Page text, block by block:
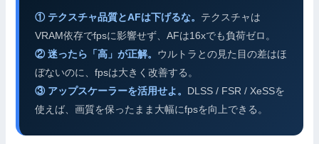
① テクスチャ品質とAFは下げるな。 テクスチャは
VRAM依存でfpsに影響せず、AFは16xでも負荷ゼロ。
② 迷ったら「高」が正解。 ウルトラとの見た目の差はほ
ぼないのに、fpsは大きく改善する。
③ アップスケーラーを活用せよ。 DLSS / FSR / XeSSを
使えば、画質を保ったまま大幅にfpsを向上できる。